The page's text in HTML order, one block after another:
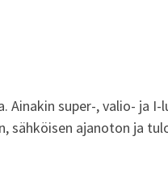
Ainakin super-, valio- ja I-
sähköisen ajanoton ja